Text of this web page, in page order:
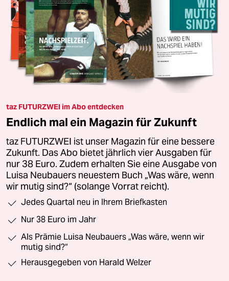
taz FUTURZWEI im Abo entdecken
Endlich mal ein Magazin für Zukunft
taz FUTURZWEI ist unser Magazin für eine bessere
Zukunft. Das Abo bietet jährlich vier Ausgaben für
nur 38 Euro. Zudem erhalten Sie eine Ausgabe von
Luisa Neubauers neuestem Buch „Was wäre, wenn
wir mutig sind?“ (solange Vorrat reicht).
Jedes Quartal neu in Ihrem Briefkasten
Nur 38 Euro im Jahr
Als Prämie Luisa Neubauers „Was wäre, wenn wir
mutig sind?“
Herausgegeben von Harald Welzer